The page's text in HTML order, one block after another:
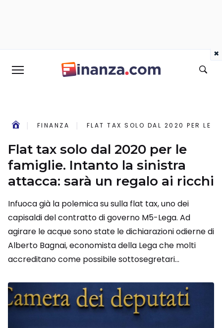
FINANZA FLAT TAX SOLO DAL 2020 PER LE
Flat tax solo dal 2020 per le
famiglie. Intanto la sinistra
attacca: sarà un regalo ai ricchi
Infuoca già la polemica su sulla flat tax, uno dei
capisaldi del contratto di governo M5-Lega. Ad
agirare le acque sono state le dichiarazioni odierne di
Alberto Bagnai, economista della Lega che molti
accreditano come possibile sottosegretari...
×